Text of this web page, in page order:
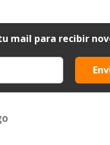
mail para recibir